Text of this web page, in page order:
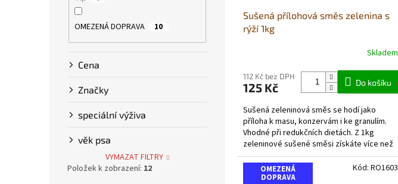
OMEZENÁ DOPRAVA 10
Cena
Značky
speciální výživa
věk psa
VYMAZAT FILTRY
Položek k zobrazení: 12
Sušená přílohová směs zelenina s
rýží 1kg
Skladem
112 Kč bez DPH
125 Kč Do košíku
Sušená zeleninová směs se hodí jako
příloha k masu, konzervám i ke granulím.
Vhodné při redukčních dietách. Z 1kg
zeleninové sušené směsi získáte více než
2kg vařené. Směs je...
OMEZENÁ
DOPRAVA
Kód: RO1603